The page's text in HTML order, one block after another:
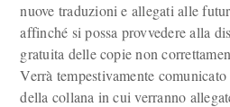
nuove traduzioni e allegati alle
affinché si possa provvedere alla
gratuita delle copie non
Verrà tempestivamente
della collana in cui verranno